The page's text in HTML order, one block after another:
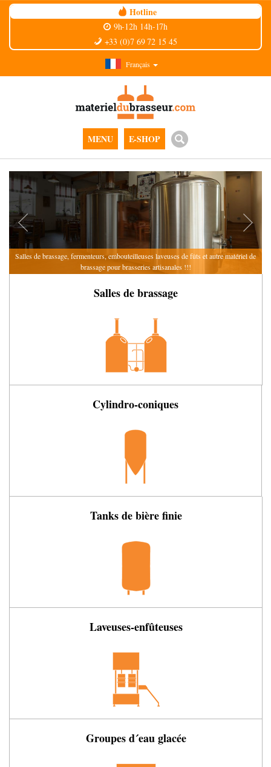
Hotline
9h-12h 14h-17h
+33 (0)7 69 72 15 45
Français
MENU E-SHOP
Salles de brassage, fermenteurs, embouteilleuseslaveuses de fûts et autre matériel de
brassagepour brasseries artisanales !!!
Salles de brassage
Cylindro-coniques
Tanks de bière finie
Laveuses-enfûteuses
Groupes d´eau glacée